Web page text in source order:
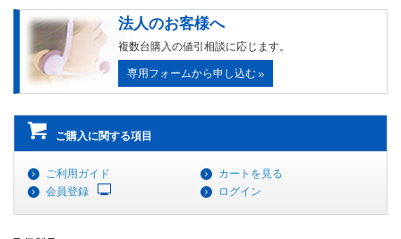
法人のお客様へ
複数台購入の値引相談に応じます。
専用フォームから申し込む
ご購入に関する項目
ご利用ガイド
カートを見る
会員登録
ログイン